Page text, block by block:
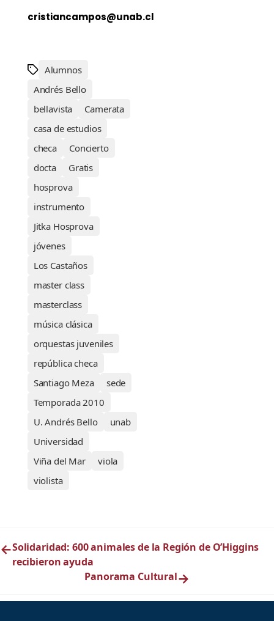
cristiancampos@unab.cl
Alumnos
Andrés Bello
bellavista
Camerata
casa de estudios
checa
Concierto
docta
Gratis
hosprova
instrumento
Jitka Hosprova
jóvenes
Los Castaños
master class
masterclass
música clásica
orquestas juveniles
república checa
Santiago Meza
sede
Temporada 2010
U. Andrés Bello
unab
Universidad
Viña del Mar
viola
violista
←Solidaridad: 600 animales de la Región de O’Higgins
recibieron ayuda
Panorama Cultural→